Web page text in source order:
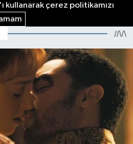
kullanarak çerez politikamızı